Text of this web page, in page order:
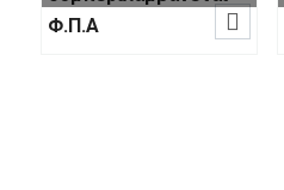
Οι
επιλογές
Φ.Π.Α
